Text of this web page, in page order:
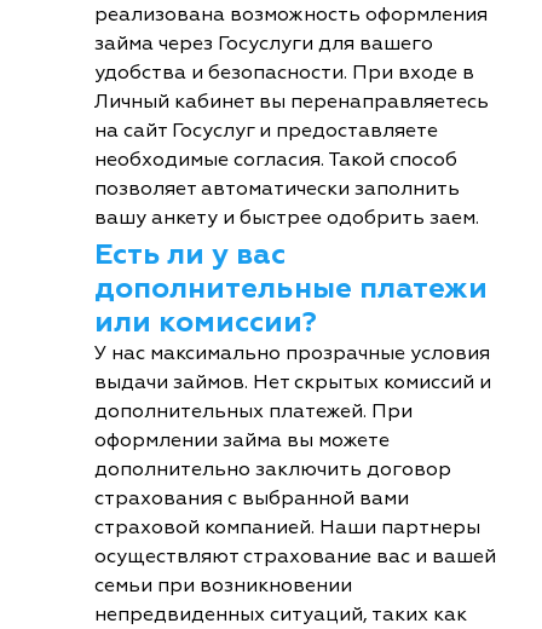
реализована возможность оформления
займа через Госуслуги для вашего
удобства и безопасности. При входе в
Личный кабинет вы перенаправляетесь
на сайт Госуслуг и предоставляете
необходимые согласия. Такой способ
позволяет автоматически заполнить
вашу анкету и быстрее одобрить заем.
Есть ли у вас
дополнительные платежи
или комиссии?
У нас максимально прозрачные условия
выдачи займов. Нет скрытых комиссий и
дополнительных платежей. При
оформлении займа вы можете
дополнительно заключить договор
страхования с выбранной вами
страховой компанией. Наши партнеры
осуществляют страхование вас и вашей
семьи при возникновении
непредвиденных ситуаций, таких как